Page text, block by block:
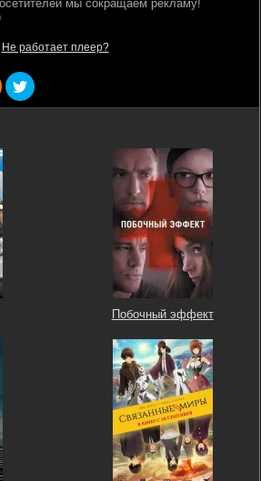
Не работает плеер?
Побочный эффект